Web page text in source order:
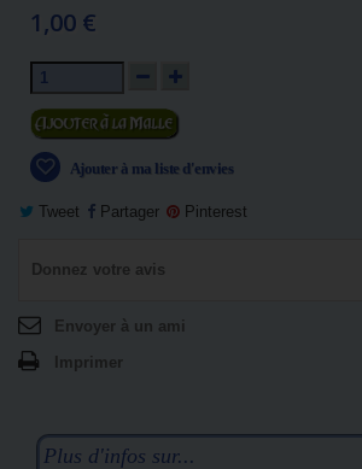
1,00 €
Ajouter au panier
Ajouter à ma liste d'envies
Tweet Partager Pinterest
Donnez votre avis
Envoyer à un ami
Imprimer
Plus d'infos sur...